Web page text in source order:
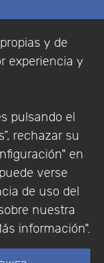
y de
experiencia y
pulsando el
rechazar su
en
verse
de uso del
nuestra
información".
Privacidad |
Software